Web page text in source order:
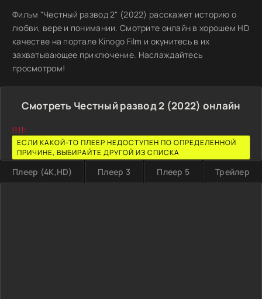
Фильм "Честный развод 2" (2022) расскажет историю о
любви, вере и понимании. Смотрите онлайн в хорошем HD
качестве на портале Kinogo Film и окунитесь в их
захватывающее приключение. Наслаждайтесь
просмотром!
Смотреть Честный развод 2 (2022) онлайн
!!!!:
ЕСЛИ КАКОЙ-ТО ПЛЕЕР НЕДОСТУПЕН ПО ОПРЕДЕЛЕННОЙ
ПРИЧИНЕ, ВЫБИРАЙТЕ ДРУГОЙ ИЗ СПИСКА
Плеер (4K,HD) Плеер 3 Плеер 5 Трейлер